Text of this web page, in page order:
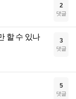
2
댓글
할 수 있나
3
댓글
5
댓글